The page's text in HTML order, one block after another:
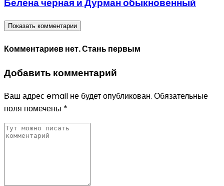
Показать комментарии
Комментариев нет. Стань первым
Добавить комментарий
Ваш адрес email не будет опубликован. Обязательные
поля помечены *